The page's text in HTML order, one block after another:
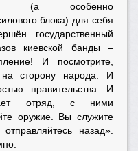
(а особенно
блока) для себя
государственный
киевской банды –
И посмотрите,
сторону народа. И
правительства. И
отряд, с ними
оружие. Вы служите
назад».